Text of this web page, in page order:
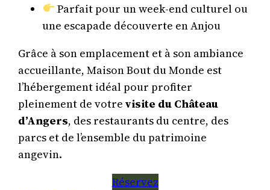
Parfait pour un week-end culturel ou
une escapade découverte en Anjou
Grâce à son emplacement et à son ambiance
accueillante, Maison Bout du Monde est
l’hébergement idéal pour profiter
pleinement de votrevisite du Château
d’Angers, des restaurants du centre, des
parcs et de l’ensemble du patrimoine
angevin.
Réservez